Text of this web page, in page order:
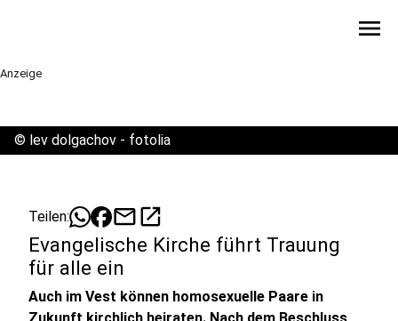
menu
Anzeige
© lev dolgachov - fotolia
Teilen: mailopen_in_new
Evangelische Kirche führt Trauung
für alle ein
Auch im Vest können homosexuelle Paare in